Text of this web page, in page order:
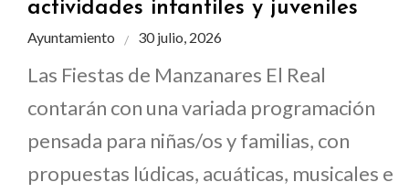
actividades infantiles y juveniles
Ayuntamiento 30 julio, 2026
Las Fiestas de Manzanares El Real
contarán con una variada programación
pensada para niñas/os y familias, con
propuestas lúdicas, acuáticas, musicales e